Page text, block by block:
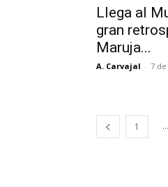
Llega al
gran
Maruja...
A. Carvajal - 7
1 ...